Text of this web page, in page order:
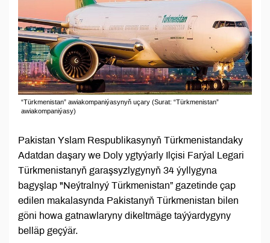
“Türkmenistan” awiakompaniýasynyň uçary (Surat: “Türkmenistan”
awiakompaniýasy)
Pakistan Yslam Respublikasynyň Türkmenistandaky
Adatdan daşary we Doly ygtyýarly Ilçisi Farýal Legari
Türkmenistanyň garaşsyzlygynyň 34 ýyllygyna
bagyşlap "Neýtralnyý Türkmenistan” gazetinde çap
edilen makalasynda Pakistanyň Türkmenistan bilen
göni howa gatnawlaryny dikeltmäge taýýardygyny
belläp geçýär.